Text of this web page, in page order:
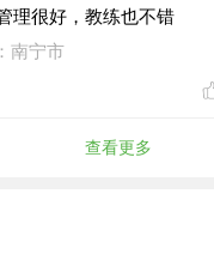
理很好，教练也不错
南宁市
查看更多